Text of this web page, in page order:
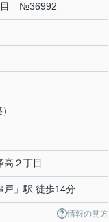
目 №36992
高 ２丁目
戸 」駅 徒歩14分
情報の見方